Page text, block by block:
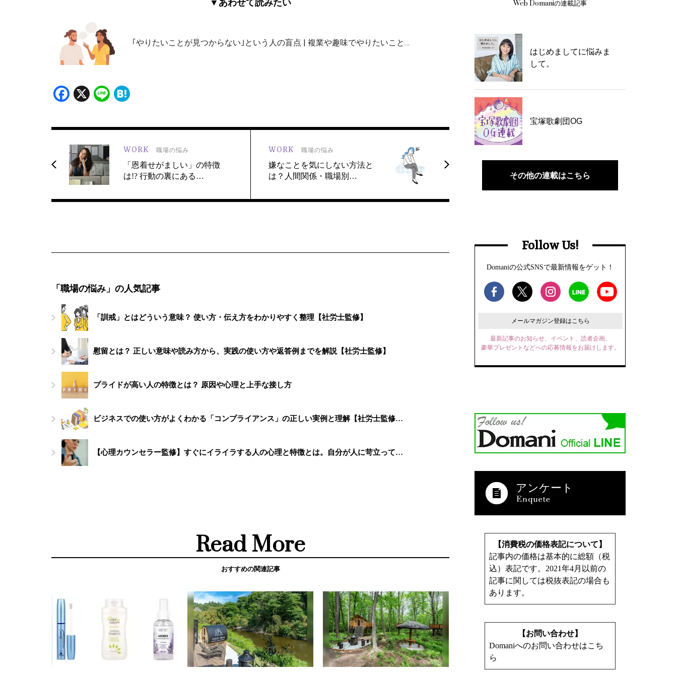
▼あわせて読みたい
｢やりたいことが見つからない｣という人の盲点 | 複業や趣味でやりたいこと…
Facebook
X Line
WORK 職場の悩み
「恩着せがましい」の特徴
は!? 行動の裏にある…
WORK 職場の悩み
嫌なことを気にしない方法と
は？人間関係・職場別…
「職場の悩み」の人気記事
「訓戒」とはどういう意味？ 使い方・伝え方をわかりやすく整理【社労士監修】
慰留とは？ 正しい意味や読み方から、実践の使い方や返答例までを解説【社労士監修】
プライドが高い人の特徴とは？ 原因や心理と上手な接し方
ビジネスでの使い方がよくわかる「コンプライアンス」の正しい実例と理解【社労士監修…
【心理カウンセラー監修】すぐにイライラする人の心理と特徴とは。自分が人に苛立って…
Read More
おすすめの関連記事
Web Domaniの連載記事
はじめましてに悩みま
して。
宝塚歌劇団OG
その他の連載はこちら
Follow Us!
Domaniの公式SNSで最新情報をゲット！
メールマガジン登録はこちら
最新記事のお知らせ、イベント、読者企画、
豪華プレゼントなどへの応募情報をお届けします。
アンケート
【消費税の価格表記について】
記事内の価格は基本的に総額（税
込）表記です。2021年4月以前の
記事に関しては税抜表記の場合も
あります。
【お問い合わせ】
Domaniへのお問い合わせはこち
ら